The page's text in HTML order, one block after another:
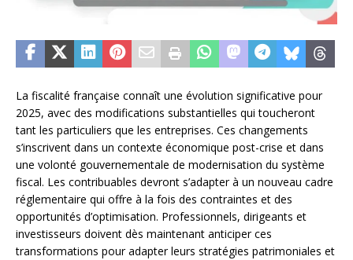
La fiscalité française connaît une évolution significative pour
2025, avec des modifications substantielles qui toucheront
tant les particuliers que les entreprises. Ces changements
s’inscrivent dans un contexte économique post-crise et dans
une volonté gouvernementale de modernisation du système
fiscal. Les contribuables devront s’adapter à un nouveau cadre
réglementaire qui offre à la fois des contraintes et des
opportunités d’optimisation. Professionnels, dirigeants et
investisseurs doivent dès maintenant anticiper ces
transformations pour adapter leurs stratégies patrimoniales et